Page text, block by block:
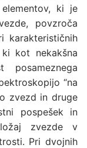
ki je
povzroča
karakterističnih
kot nekakšna
“na
zvezd in druge
pospešek in
zvezde v
Pri dvojnih